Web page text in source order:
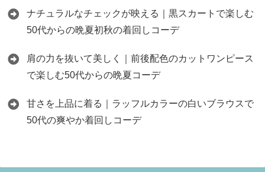
ナチュラルなチェックが映える｜黒スカートで楽しむ
50代からの晩夏初秋の着回しコーデ
肩の力を抜いて美しく｜前後配色のカットワンピース
で楽しむ50代からの晩夏コーデ
甘さを上品に着る｜ラッフルカラーの白いブラウスで
50代の爽やか着回しコーデ